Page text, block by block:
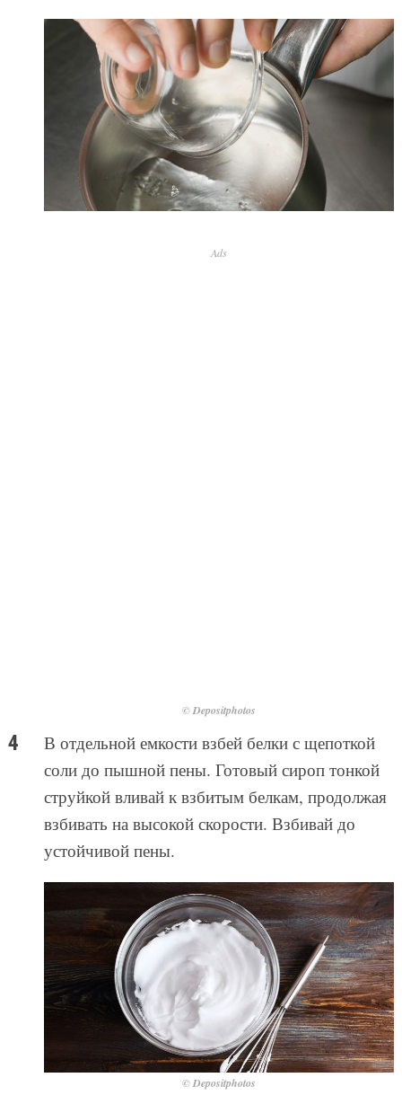
Ads
© Depositphotos
В отдельной емкости взбей белки с щепоткой
соли до пышной пены. Готовый сироп тонкой
струйкой вливай к взбитым белкам, продолжая
взбивать на высокой скорости. Взбивай до
устойчивой пены.
© Depositphotos